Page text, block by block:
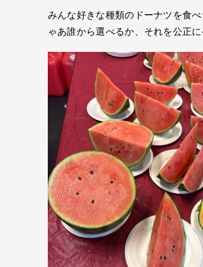
みんな好きな種類のドーナツを食
ゃあ誰から選べるか、それを公正